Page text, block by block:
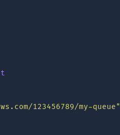
123456789/my-queue"